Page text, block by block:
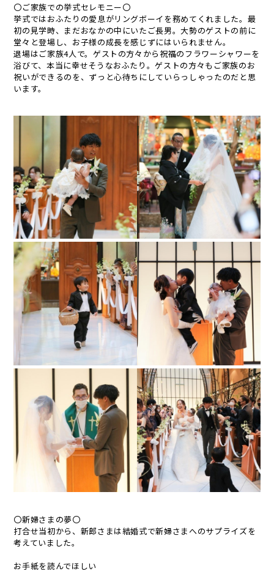
〇ご家族での挙式セレモニー〇
挙式ではおふたりの愛息がリングボーイを務めてくれました。最
初の見学時、まだおなかの中にいたご長男。大勢のゲストの前に
堂々と登場し、お子様の成長を感じずにはいられません。
退場はご家族4人で。ゲストの方々から祝福のフラワーシャワーを
浴びて、本当に幸せそうなおふたり。ゲストの方々もご家族のお
祝いができるのを、ずっと心待ちにしていらっしゃったのだと思
います。
〇新婦さまの夢〇
打合せ当初から、新郎さまは結婚式で新婦さまへのサプライズを
考えていました。
お手紙を読んでほしい